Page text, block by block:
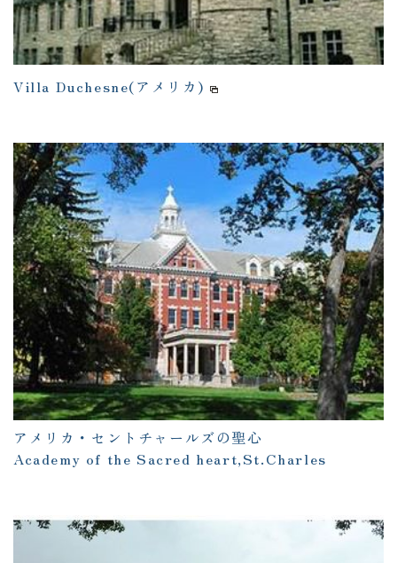
Villa Duchesne(アメリカ)
アメリカ・セントチャールズの聖心
Academy of the Sacred heart,St.Charles